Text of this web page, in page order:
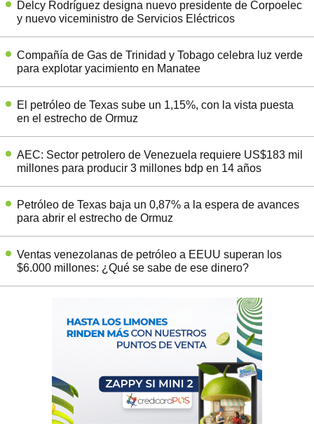
Delcy Rodríguez designa nuevo presidente de Corpoelec
y nuevo viceministro de Servicios Eléctricos
Compañía de Gas de Trinidad y Tobago celebra luz verde
para explotar yacimiento en Manatee
El petróleo de Texas sube un 1,15%, con la vista puesta
en el estrecho de Ormuz
AEC: Sector petrolero de Venezuela requiere US$183 mil
millones para producir 3 millones bdp en 14 años
Petróleo de Texas baja un 0,87% a la espera de avances
para abrir el estrecho de Ormuz
Ventas venezolanas de petróleo a EEUU superan los
$6.000 millones: ¿Qué se sabe de ese dinero?